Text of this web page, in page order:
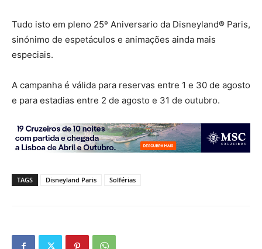
Tudo isto em pleno 25º Aniversario da Disneyland® Paris,
sinónimo de espetáculos e animações ainda mais
especiais.
A campanha é válida para reservas entre 1 e 30 de agosto
e para estadias entre 2 de agosto e 31 de outubro.
TAGS Disneyland Paris Solférias